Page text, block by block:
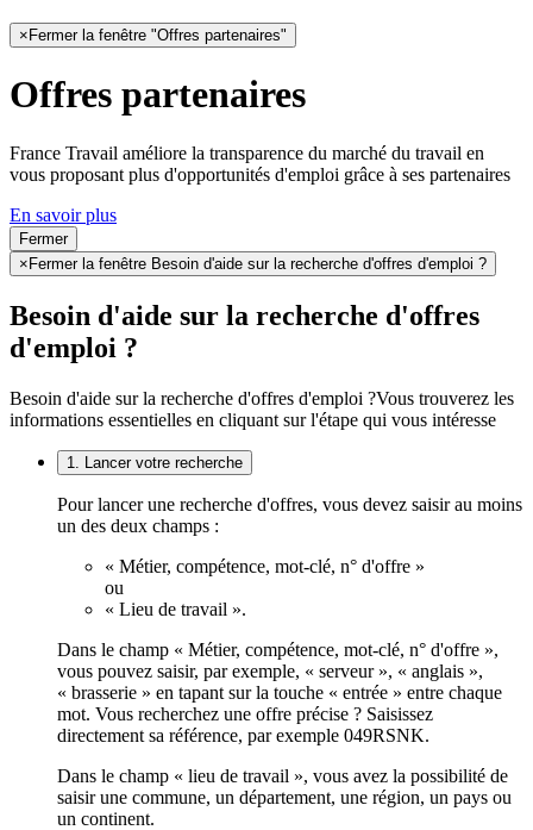
× Fermer la fenêtre "Offres partenaires"
Offres partenaires
France Travail améliore la transparence du marché du travail en
vous proposant plus d'opportunités d'emploi grâce à ses partenaires
En savoir plus
Fermer
× Fermer la fenêtre Besoin d'aide sur la recherche d'offres d'emploi ?
Besoin d'aide sur la recherche d'offres
d'emploi ?
Besoin d'aide sur la recherche d'offres d'emploi ?Vous trouverez les
informations essentielles en cliquant sur l'étape qui vous intéresse
1. Lancer votre recherche
Pour lancer une recherche d'offres, vous devez saisir au moins
un des deux champs :
« Métier, compétence, mot-clé, n° d'offre »
ou
« Lieu de travail ».
Dans le champ « Métier, compétence, mot-clé, n° d'offre »,
vous pouvez saisir, par exemple, « serveur », « anglais »,
« brasserie » en tapant sur la touche « entrée » entre chaque
mot. Vous recherchez une offre précise ? Saisissez
directement sa référence, par exemple 049RSNK.
Dans le champ « lieu de travail », vous avez la possibilité de
saisir une commune, un département, une région, un pays ou
un continent.